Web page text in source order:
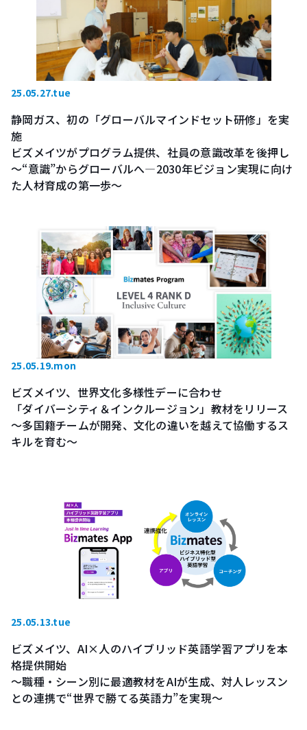
25.05.27.tue
静岡ガス、初の「グローバルマインドセット研修」を実
施
ビズメイツがプログラム提供、社員の意識改革を後押し
～“意識”からグローバルへ―2030年ビジョン実現に向け
た人材育成の第一歩～
25.05.19.mon
ビズメイツ、世界文化多様性デーに合わせ
「ダイバーシティ＆インクルージョン」教材をリリース
～多国籍チームが開発、文化の違いを越えて協働するス
キルを育む～
25.05.13.tue
ビズメイツ、AI×人のハイブリッド英語学習アプリを本
格提供開始
～職種・シーン別に最適教材をAIが生成、対人レッスン
との連携で“世界で勝てる英語力”を実現～